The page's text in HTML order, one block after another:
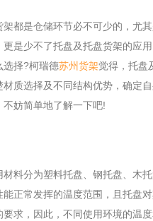
是仓储环节必不可少的，尤其
更是少不了托盘及托盘货架的应
选择?柯瑞德苏州货架觉得，托盘
质选择及不同结构优势，确定
妨简单地了解一下吧!
分为塑料托盘、钢托盘、木托
正常发挥的温度范围，且托盘
要求，因此，不同使用环境的温